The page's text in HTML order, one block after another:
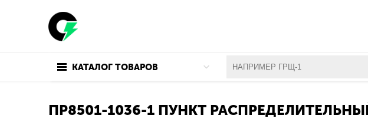
КАТАЛОГ ТОВАРОВ
ПР8501-1036-1 ПУНКТ